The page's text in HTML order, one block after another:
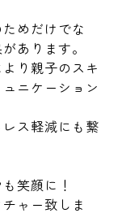
めだけでな
あります。
り親子のスキ
ニケーション
ス軽減にも繋
笑顔に！
ャー致しま